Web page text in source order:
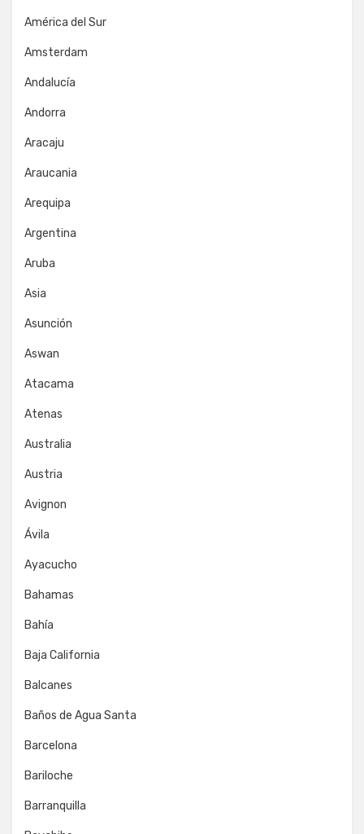
América del Sur
Amsterdam
Andalucía
Andorra
Aracaju
Araucania
Arequipa
Argentina
Aruba
Asia
Asunción
Aswan
Atacama
Atenas
Australia
Austria
Avignon
Ávila
Ayacucho
Bahamas
Bahía
Baja California
Balcanes
Baños de Agua Santa
Barcelona
Bariloche
Barranquilla